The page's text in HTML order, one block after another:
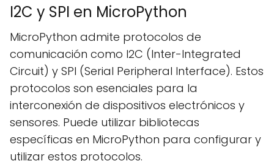
I2C y SPI en MicroPython
MicroPython admite protocolos de
comunicación como I2C (Inter-Integrated
Circuit) y SPI (Serial Peripheral Interface). Estos
protocolos son esenciales para la
interconexión de dispositivos electrónicos y
sensores. Puede utilizar bibliotecas
específicas en MicroPython para configurar y
utilizar estos protocolos.